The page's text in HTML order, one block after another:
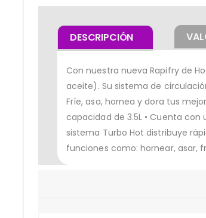
DESCRIPCIÓN
Con nuestra nueva Rapifry de
aceite). Su sistema de
Fríe, asa, hornea y dora tus
capacidad de 3.5L • Cuenta
sistema Turbo Hot distribuye
funciones como: hornear, asar,